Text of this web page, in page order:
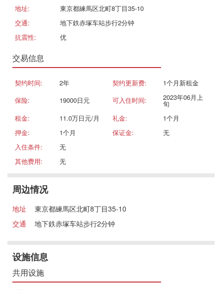
地址:
東京都練馬区北町8丁目35-10
交通:
地下鉄赤塚车站步行2分钟
抗震性:
优
交易信息
契约时间: 2年 契约更新费:
1个月新租金
保险:
19000日元 可入住时间: 2023年06月上
旬
租金:
11.0万日元/月 礼金:
1个月
押金:
1个月 保证金:
无
入住条件:
无
其他费用:
无
周边情况
地址
東京都練馬区北町8丁目35-10
交通
地下鉄赤塚车站步行2分钟
设施信息
共用设施